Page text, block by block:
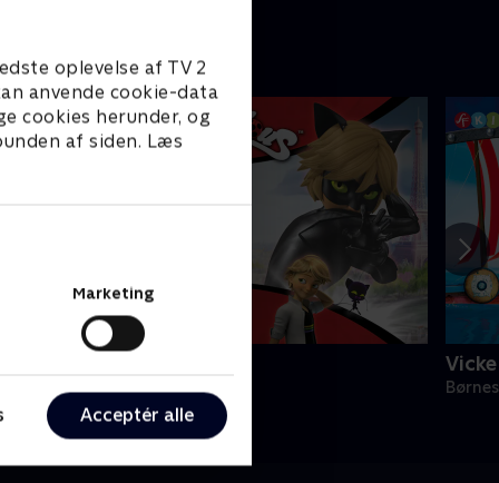
oplevelse af TV 2
anvende cookie-data
cookies herunder, og
af siden. Læs
Marketing
Acceptér alle
• 3 sæsoner